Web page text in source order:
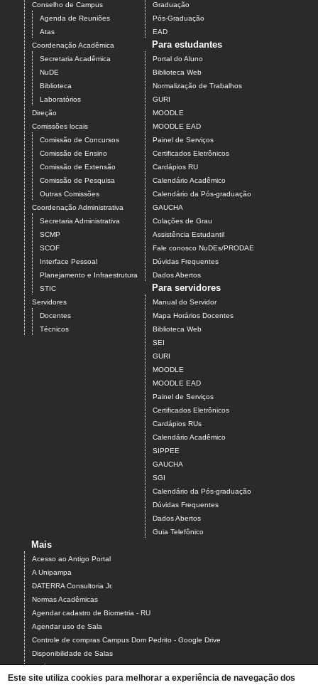
Conselho de Campus
Agenda de Reuniões
Atas
Coordenação Acadêmica
Secretaria Acadêmica
NuDE
Biblioteca
Laboratórios
Direção
Comissões locais
Comissão de Concursos
Comissão de Ensino
Comissão de Extensão
Comissão de Pesquisa
Outras Comissões
Coordenação Administrativa
Secretaria Administrativa
SCMP
SCOF
Interface Pessoal
Planejamento e Infraestrutura
STIC
Servidores
Docentes
Técnicos
Graduação
Pós-Graduação
EAD
Para estudantes
Portal do Aluno
Biblioteca Web
Normalização de Trabalhos
GURI
MOODLE
MOODLE EAD
Painel de Serviços
Certificados Eletrônicos
Cardápios RU
Calendário Acadêmico
Calendário da Pós-graduação
GAUCHA
Colações de Grau
Assistência Estudantil
Fale conosco NuDEs/PRODAE
Dúvidas Frequentes
Dados Abertos
Para servidores
Manual do Servidor
Mapa Horários Docentes
Biblioteca Web
SEI
GURI
MOODLE
MOODLE EAD
Painel de Serviços
Certificados Eletrônicos
Cardápios RUs
Calendário Acadêmico
SIPPEE
GAUCHA
SGI
Calendário da Pós-graduação
Dúvidas Frequentes
Dados Abertos
Guia Telefônico
Mais
Acesso ao Antigo Portal
A Unipampa
DATERRA Consultoria Jr.
Normas Acadêmicas
Agendar cadastro de Biometria - RU
Agendar uso de Sala
Controle de compras Campus Dom Pedrito - Google Drive
Disponibilidade de Salas
Estágios
Formulário para Agendamento do Laboratório de Informática
Este site utiliza cookies para melhorar a experiência de navegação dos